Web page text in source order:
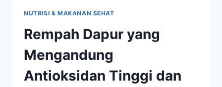
NUTRISI & MAKANAN SEHAT
Rempah Dapur yang
Mengandung
Antioksidan Tinggi dan